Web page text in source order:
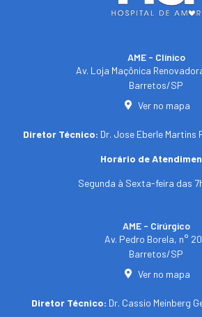
AME - Clínico​
Av. Loja Maçônica
Barretos/SP​
Ver no mapa
Diretor Técnico: Dr. Jose Eberle Martins
Horário de
Segunda à Sexta-feira das
AME - Cirúrgico
Av. Pedro Borela, n°
Barretos/SP
Ver no mapa
Diretor Técnico: Dr. Cassio Meinberg